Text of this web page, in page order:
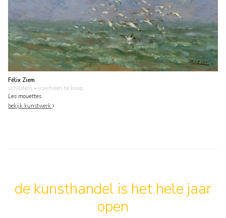
Félix Ziem
schilderij • voorheen te koop
Les mouettes
bekijk kunstwerk
de kunsthandel is het hele jaar
open